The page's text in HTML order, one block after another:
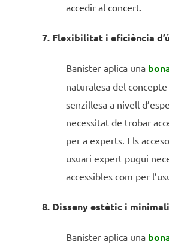
accedir al concert.
7. Flexibilitat i eficiència
Banister aplica una
naturalesa del
senzillesa a nivell
necessitat de trobar
per a experts. Els
usuari expert pugui
accessibles com per
8. Disseny estètic i
Banister aplica una